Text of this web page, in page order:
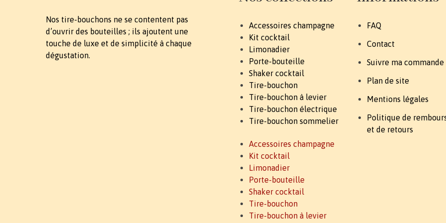
Nos tire-bouchons ne se contentent pas
d’ouvrir des bouteilles ; ils ajoutent une
touche de luxe et de simplicité à chaque
dégustation.
Accessoires champagne
Kit cocktail
Limonadier
Porte-bouteille
Shaker cocktail
Tire-bouchon
Tire-bouchon à levier
Tire-bouchon électrique
Tire-bouchon sommelier
Accessoires champagne
Kit cocktail
Limonadier
Porte-bouteille
Shaker cocktail
Tire-bouchon
Tire-bouchon à levier
FAQ
Contact
Suivre ma commande
Plan de site
Mentions légales
Politique de
et de retours